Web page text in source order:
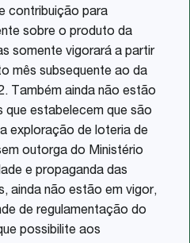
contribuição para
sobre o produto da
somente vigorará a partir
mês subsequente ao da
Também ainda não estão
que estabelecem que são
exploração de loteria de
outorga do Ministério
e propaganda das
ainda não estão em vigor,
de regulamentação do
possibilite aos